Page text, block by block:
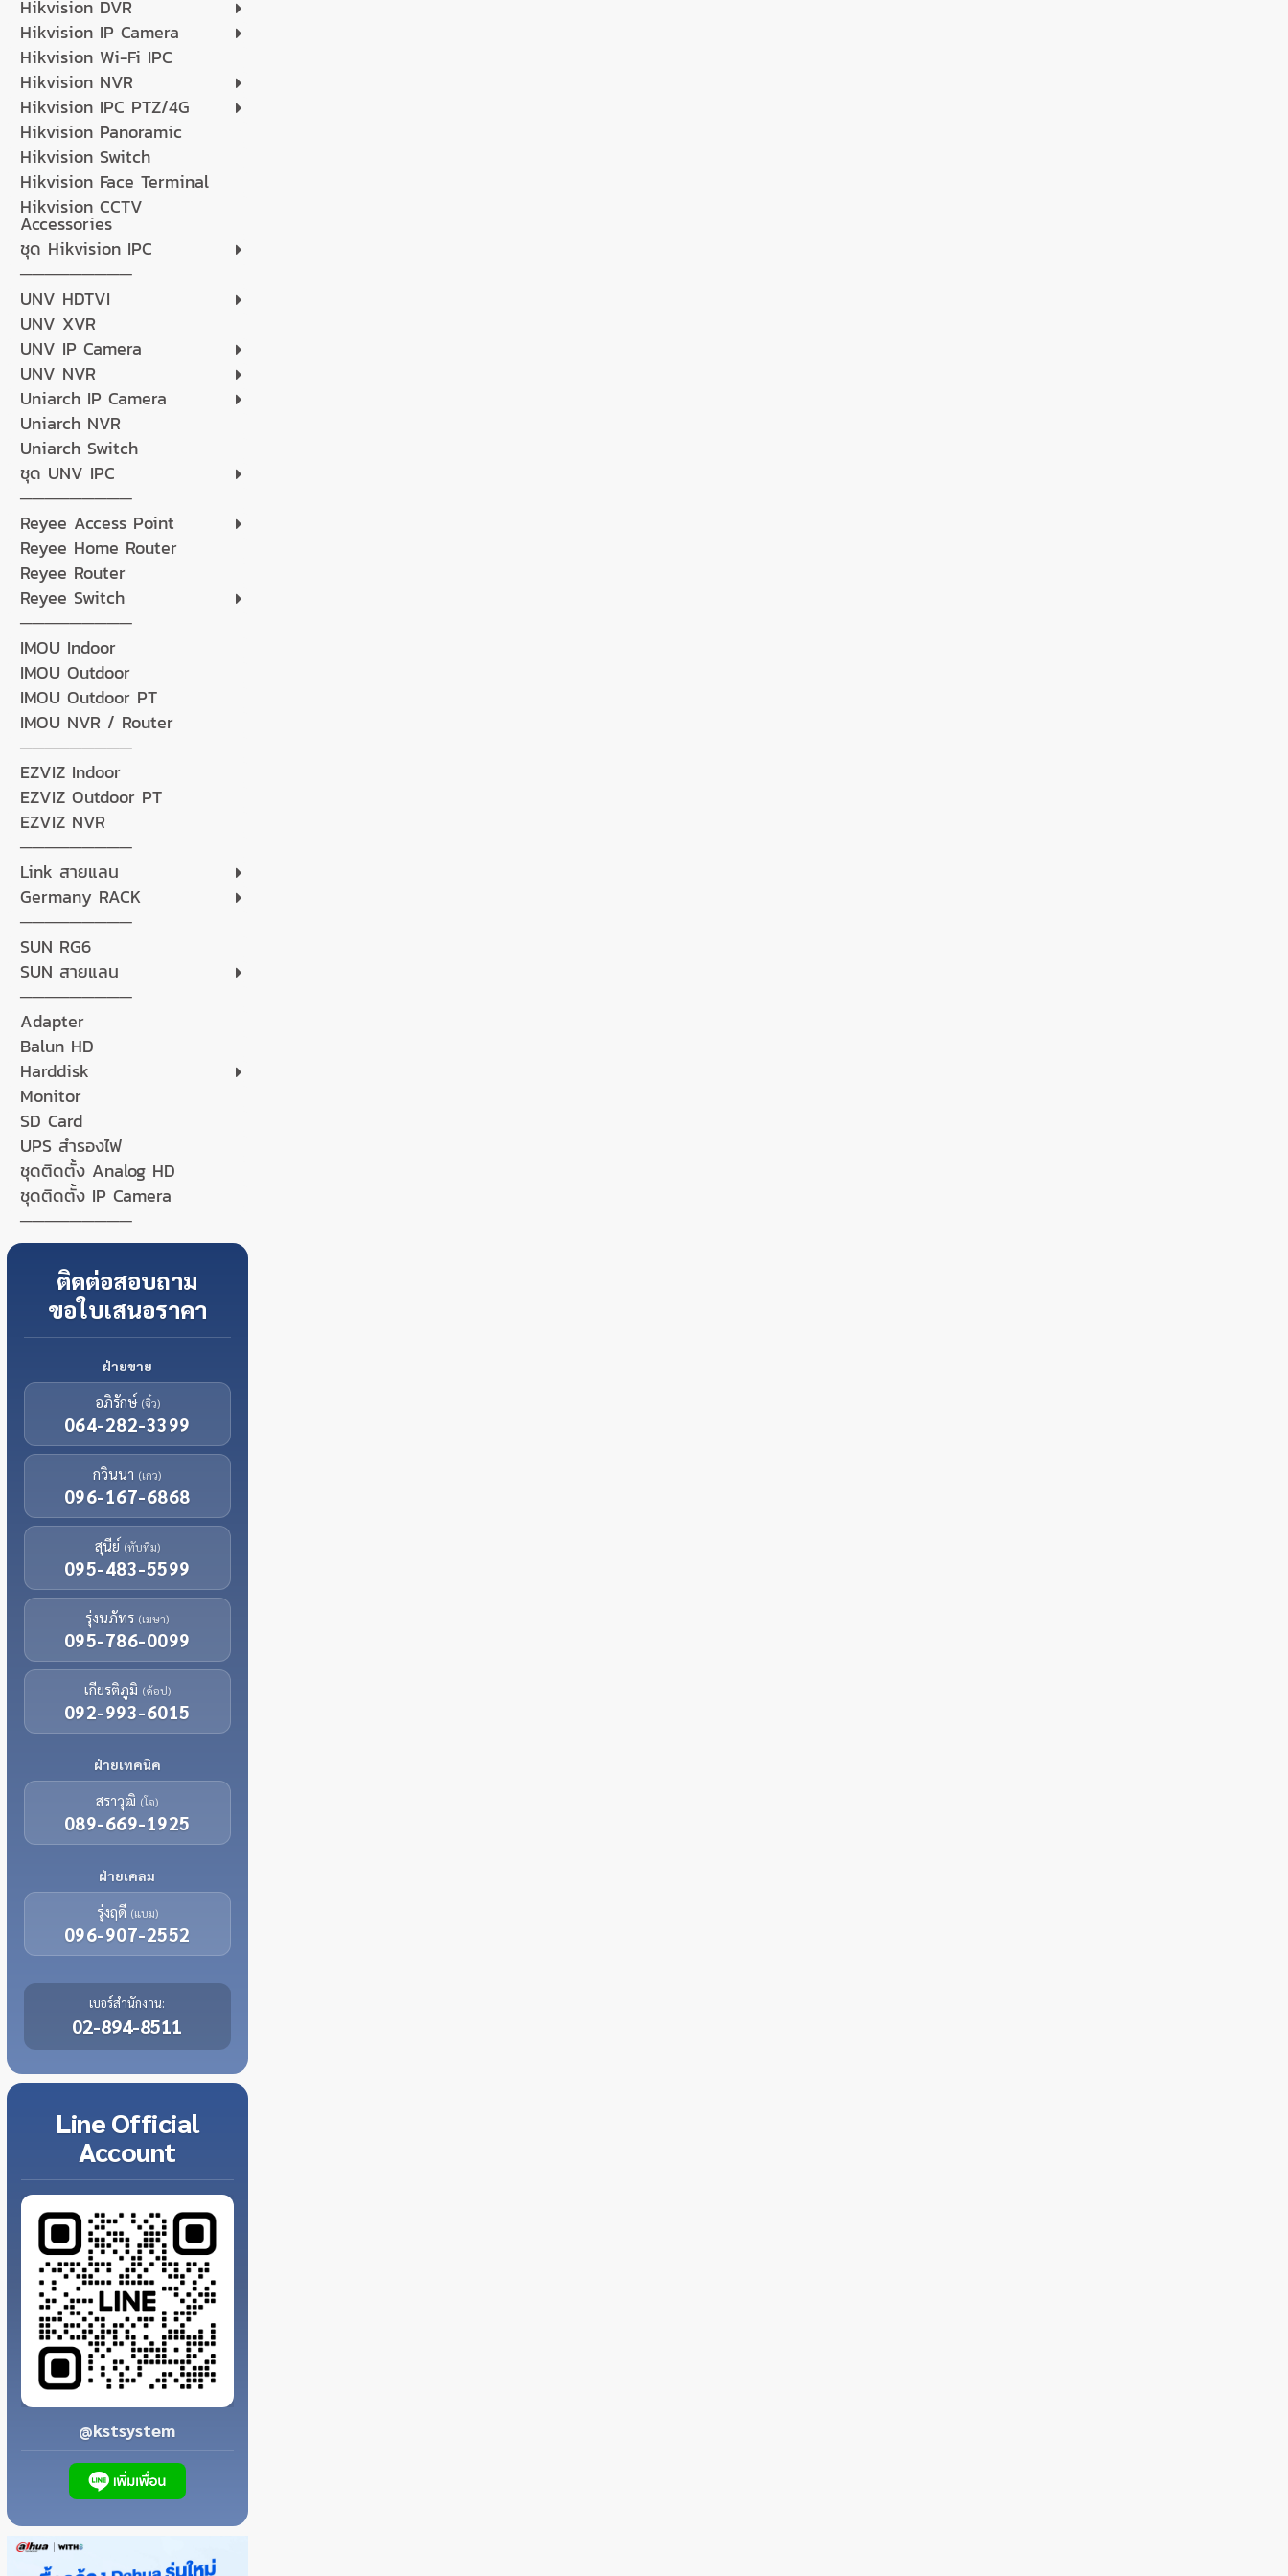
Hikvision DVR
Hikvision IP Camera
Hikvision Wi-Fi IPC
Hikvision NVR
Hikvision IPC PTZ/4G
Hikvision Panoramic
Hikvision Switch
Hikvision Face Terminal
Hikvision CCTV
Accessories
ชุด Hikvision IPC
─────────
UNV HDTVI
UNV XVR
UNV IP Camera
UNV NVR
Uniarch IP Camera
Uniarch NVR
Uniarch Switch
ชุด UNV IPC
─────────
Reyee Access Point
Reyee Home Router
Reyee Router
Reyee Switch
─────────
IMOU Indoor
IMOU Outdoor
IMOU Outdoor PT
IMOU NVR / Router
─────────
EZVIZ Indoor
EZVIZ Outdoor PT
EZVIZ NVR
─────────
Link สายแลน
Germany RACK
─────────
SUN RG6
SUN สายแลน
─────────
Adapter
Balun HD
Harddisk
Monitor
SD Card
UPS สำรองไฟ
ชุดติดตั้ง Analog HD
ชุดติดตั้ง IP Camera
─────────
ติดต่อสอบถาม
ขอใบเสนอราคา
ฝ่ายขาย
อภิรักษ์ (จิ๋ว)
064-282-3399
กวินนา (เกว)
096-167-6868
สุนีย์ (ทับทิม)
095-483-5599
รุ่งนภัทร (เมษา)
095-786-0099
เกียรติภูมิ (ค้อป)
092-993-6015
ฝ่ายเทคนิค
สราวุฒิ (โจ)
089-669-1925
ฝ่ายเคลม
รุ่งฤดี (แบม)
096-907-2552
เบอร์สำนักงาน:
02-894-8511
LineOfficial
Account
@kstsystem